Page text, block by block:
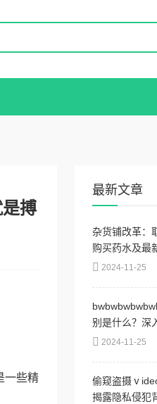
搏
一些精
最新文章
杂货铺改革：
购买药水及最
整内容详解
2024-11-25
别是什么？深
同场景下bwbw
2024-11-25
偷窥盗摄
揭露隐私侵犯